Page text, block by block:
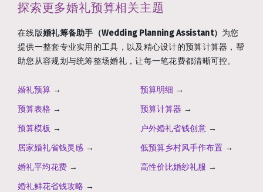
探索更多婚礼预算相关主题
在线版婚礼筹备助手（Wedding Planning Assistant） 为您
提供一整套专业实用的工具，以及精心设计的预算计算器，帮
助您从容规划与统筹整场婚礼，让每一笔花费都清晰可控。
婚礼预算 → 预算明细 →
预算表格 → 预算计算器 →
预算模板 → 户外婚礼省钱创意 →
居家婚礼省钱灵感 → 低预算乡村风手作布置 →
婚礼平均花费 → 高性价比婚纱礼服 →
婚礼鲜花省钱攻略 →